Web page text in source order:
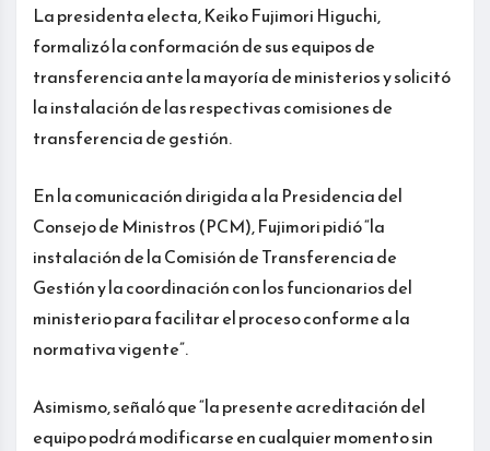
La presidenta electa, Keiko Fujimori Higuchi,
formalizó la conformación de sus equipos de
transferencia ante la mayoría de ministerios y solicitó
la instalación de las respectivas comisiones de
transferencia de gestión.
En la comunicación dirigida a la Presidencia del
Consejo de Ministros (PCM), Fujimori pidió “la
instalación de la Comisión de Transferencia de
Gestión y la coordinación con los funcionarios del
ministerio para facilitar el proceso conforme a la
normativa vigente”.
Asimismo, señaló que “la presente acreditación del
equipo podrá modificarse en cualquier momento sin